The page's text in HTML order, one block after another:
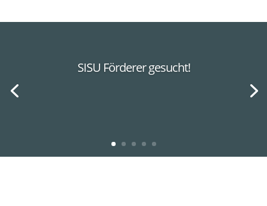
SISU Förderer gesucht!